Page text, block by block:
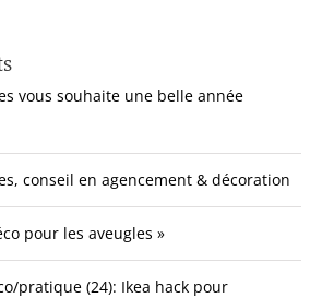
vous souhaite une belle année
conseil en agencement & décoration
pour les aveugles »
pratique (24): Ikea hack pour